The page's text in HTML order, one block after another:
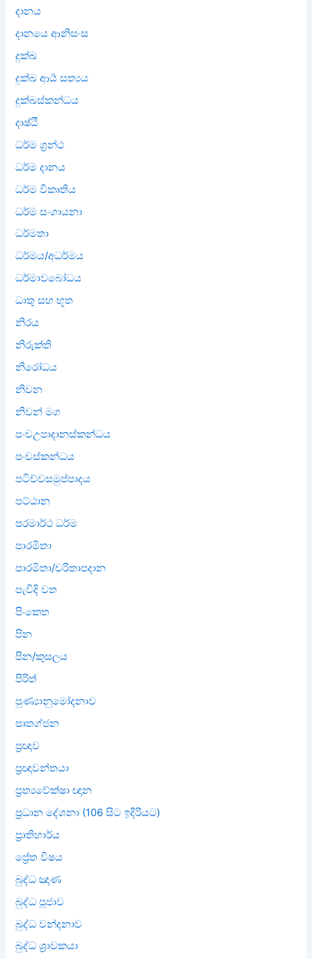
දානය
දානයෙ ආනිසංස
දුක්ඛ
දුක්ඛ ආර්‍ය සත්‍යය
දුක්ඛස්කන්ධය
දෘෂ්ඨි
ධර්ම ග්‍රන්ථ
ධර්ම දානය
ධර්ම විකෘතිය
ධර්ම සංගායනා
ධර්මතා
ධර්මය/අධර්මය
ධර්මාවබෝධය
ධාතු සහ භූත
නිරය
නිරුක්ති
නිරෝධය
නිවන
නිවන් මග
පංචඋපාදානස්කන්ධය
පංචස්කන්ධය
පටිච්චසමුප්පාදය
පට්ඨාන
පරමාර්ථ ධර්ම
පාරමිතා
පාරමිතා/චරිතාපදාන
පැවිදි වත
පිංකෙත
පින
පින/කුසලය
පිරිත්
පුණ්‍යානුමෝදනාව
පෘතග්ජන
ප්‍රඥාව
ප්‍රඥාවන්තයා
ප්‍රත්‍යවේක්ෂා ඥාන
ප්‍රධාන දේශනා (106 සිට ඉදිරියට)
ප්‍රාතිහාර්ය
ප්‍රේත විෂය
බුද්ධ ඤාණ
බුද්ධ පූජාව
බුද්ධ වන්දනාව
බුද්ධ ශ්‍රාවකයා